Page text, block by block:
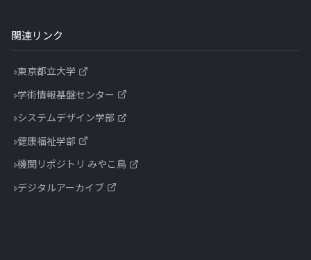
関連リンク
東京都立大学
学術情報基盤センター
システムデザイン学部
健康福祉学部
機関リポジトリ みやこ鳥
デジタルアーカイブ